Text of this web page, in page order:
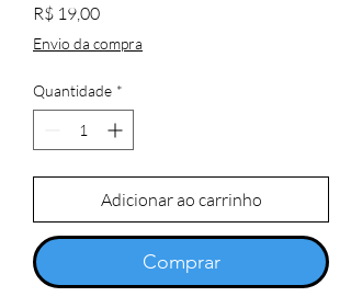
R$ 19,00Preço
Envio da compra
Quantidade *
Adicionar ao carrinho
Comprar